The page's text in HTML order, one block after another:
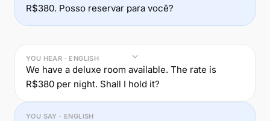
R$380. Posso reservar para você?
YOU HEAR · ENGLISH
We have a deluxe room available. The rate is
R$380 per night. Shall I hold it?
YOU SAY · ENGLISH